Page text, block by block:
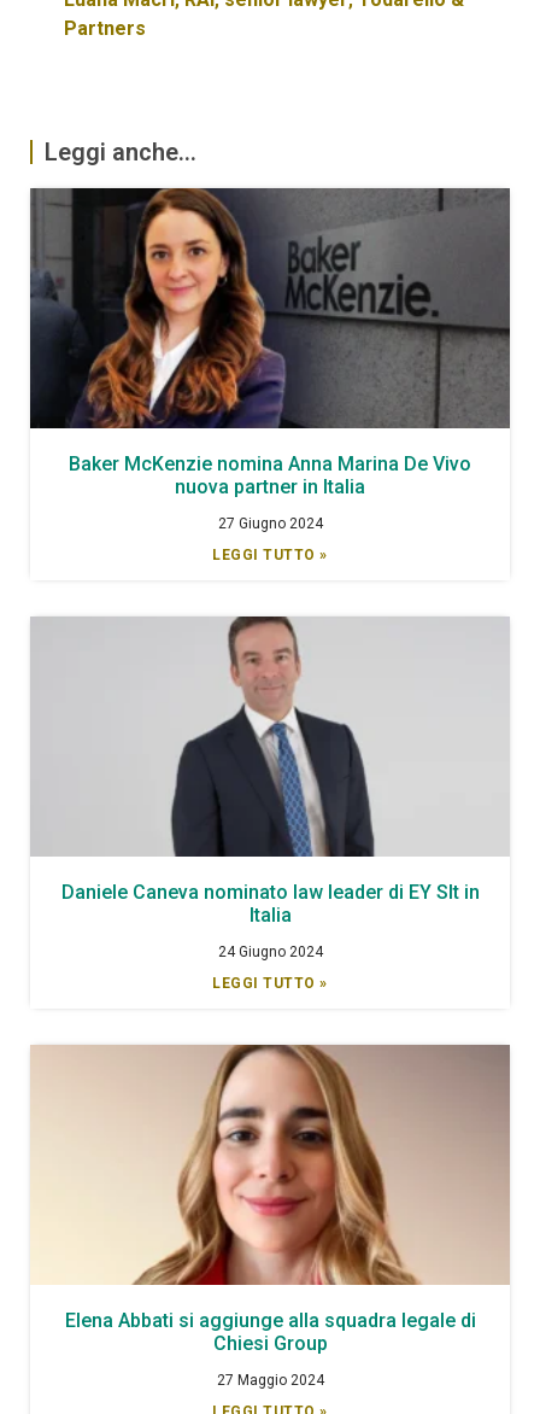
Partners
Leggi anche...
Baker McKenzie nomina Anna Marina De Vivo
nuova partner in Italia
27 Giugno 2024
LEGGI TUTTO »
Daniele Caneva nominato law leader di EY Slt in
Italia
24 Giugno 2024
LEGGI TUTTO »
Elena Abbati si aggiunge alla squadra legale di
Chiesi Group
27 Maggio 2024